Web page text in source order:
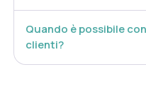
localizzate, dai raggi solari e
Formato
Confezione da 30 compresse
Peso netto 49,4 g.
Quando è possibile
clienti?